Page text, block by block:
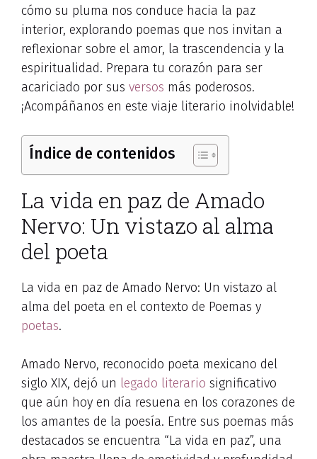
cómo su pluma nos conduce hacia la paz
interior, explorando poemas que nos invitan a
reflexionar sobre el amor, la trascendencia y la
espiritualidad. Prepara tu corazón para ser
acariciado por sus versos más poderosos.
¡Acompáñanos en este viaje literario inolvidable!
Índice de contenidos
La vida en paz de Amado
Nervo: Un vistazo al alma
del poeta
La vida en paz de Amado Nervo: Un vistazo al
alma del poeta en el contexto de Poemas y
poetas.
Amado Nervo, reconocido poeta mexicano del
siglo XIX, dejó un legado literario significativo
que aún hoy en día resuena en los corazones de
los amantes de la poesía. Entre sus poemas más
destacados se encuentra “La vida en paz”, una